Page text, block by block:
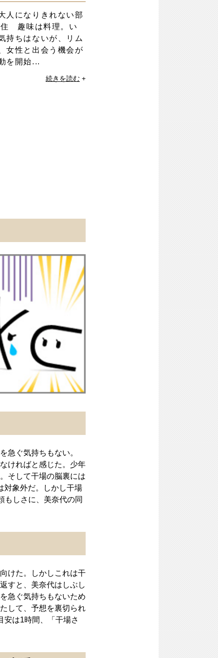
人になりきれない部
趣味は料理。い
持ちはないが、リム
女性と出会う機会が
を開始...
続きを読む +
急ぐ気持ちもない。
ければと感じた。少年
そして干場の脳裏には
対象外だ。しかし干場
もしさに、美奈代の同
けた。しかしこれは干
すと、美奈代はしぶし
急ぐ気持ちもないため
して、予想を裏切られ
安は1時間、「干場さ